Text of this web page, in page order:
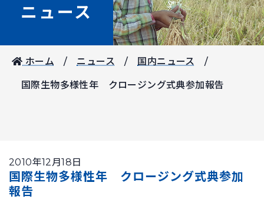
ニュース
ホーム ニュース 国内ニュース
国際生物多様性年 クロージング式典参加報告
2010年12月18日
国際生物多様性年 クロージング式典参加
報告